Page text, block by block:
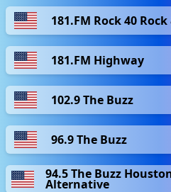
181.FM Rock 40
181.FM Highway
102.9 The Buzz
96.9 The Buzz
94.5 The Buzz
Alternative